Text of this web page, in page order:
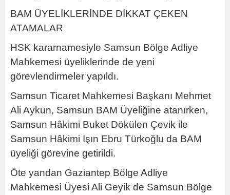
BAM ÜYELİKLERİNDE DİKKAT ÇEKEN
ATAMALAR
HSK kararnamesiyle Samsun Bölge Adliye
Mahkemesi üyeliklerinde de yeni
görevlendirmeler yapıldı.
Samsun Ticaret Mahkemesi Başkanı Mehmet
Ali Aykun, Samsun BAM Üyeliğine atanırken,
Samsun Hâkimi Buket Dökülen Çevik ile
Samsun Hâkimi Işın Ebru Türkoğlu da BAM
üyeliği görevine getirildi.
Öte yandan Gaziantep Bölge Adliye
Mahkemesi Üyesi Ali Geyik de Samsun Bölge